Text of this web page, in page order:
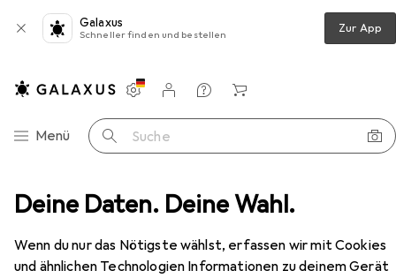
Deine Daten. Deine Wahl.
Wenn du nur das Nötigste wählst, erfassen wir mit Cookies
und ähnlichen Technologien Informationen zu deinem Gerät
Galaxus
Schneller finden und bestellen Zur App
Navigation nach Kategorien
Menü Suche
Einstellungen
Kundenkonto
Vergleichslisten
Merklisten
Warenkorb
Velosattel Wtb Silverado Cromoly Narrow
EUR
103,59
Wtb
Silverado Cromoly Narrow